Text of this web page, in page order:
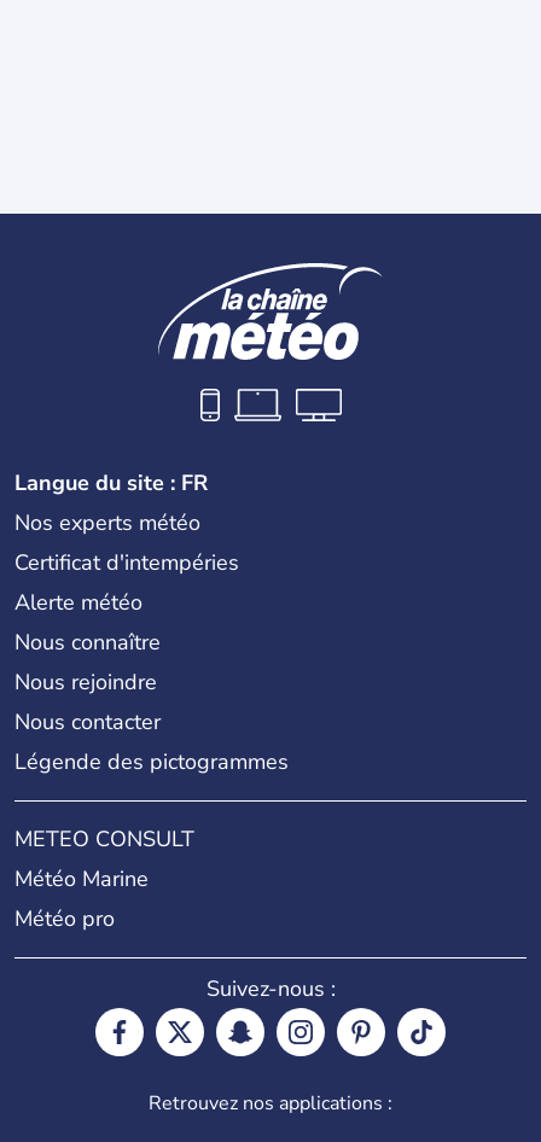
Langue du site : FR
Nos experts météo
Certificat d'intempéries
Alerte météo
Nous connaître
Nous rejoindre
Nous contacter
Légende des pictogrammes
METEO CONSULT
Météo Marine
Météo pro
Suivez-nous :
Retrouvez nos applications :